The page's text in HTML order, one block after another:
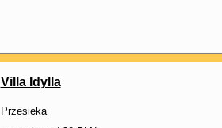
Villa Idylla
Przesieka